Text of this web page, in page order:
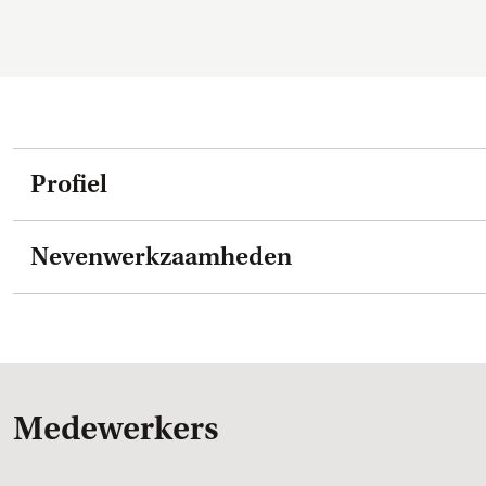
Profiel
Nevenwerkzaamheden
Medewerkers